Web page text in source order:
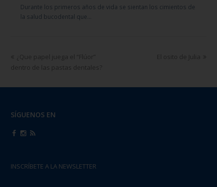
Durante los primeros años de vida se sientan los cimientos de
la salud bucodental que…
¿Que papel juega el “Flúor”
dentro de las pastas dentales?
El osito de Julia
SÍGUENOS EN
INSCRÍBETE A LA NEWSLETTER